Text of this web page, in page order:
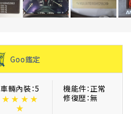
Goo鑑定
車輛內裝：5
★ ★ ★ ★
★
機能件：正常
修復歴：無